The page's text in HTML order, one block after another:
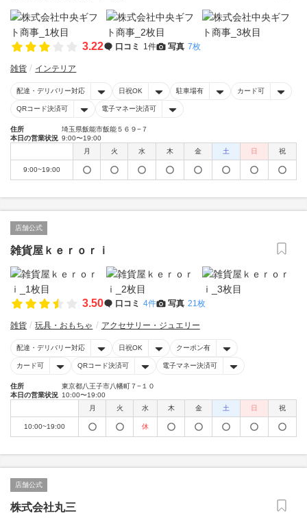
3.22 口コミ 1件 写真 7枚
雑貨 インテリア
配達・デリバリー対応 日祝OK 駐車場有 カード可
QRコード決済可 電子マネー決済可
住所
埼玉県飯能市飯能５６９−７
本日の営業状況 9:00〜19:00
月
火 水 木 金 土 日 祝
9:00~19:00
店舗公式
雑貨屋ｋｅｒｏｒｉ
3.50 口コミ 4件 写真 21枚
雑貨 玩具・おもちゃ アクセサリー・ジュエリー
配達・デリバリー対応 日祝OK クーポン有
カード可 QRコード決済可 電子マネー決済可
住所
東京都八王子市八幡町７−１０
本日の営業状況 10:00〜19:00
月
火 水 木 金 土 日 祝
10:00~19:00 休
店舗公式
株式会社丸三